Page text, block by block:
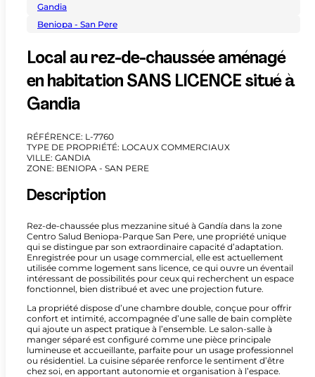
Gandia
Beniopa - San Pere
Local au rez-de-chaussée aménagé
en habitation SANS LICENCE situé à
Gandia
RÉFÉRENCE: L-7760
TYPE DE PROPRIÉTÉ: LOCAUX COMMERCIAUX
VILLE: GANDIA
ZONE: BENIOPA - SAN PERE
Description
Rez-de-chaussée plus mezzanine situé à Gandía dans la zone
Centro Salud Beniopa-Parque San Pere, une propriété unique
qui se distingue par son extraordinaire capacité d’adaptation.
Enregistrée pour un usage commercial, elle est actuellement
utilisée comme logement sans licence, ce qui ouvre un éventail
intéressant de possibilités pour ceux qui recherchent un espace
fonctionnel, bien distribué et avec une projection future.
La propriété dispose d’une chambre double, conçue pour offrir
confort et intimité, accompagnée d’une salle de bain complète
qui ajoute un aspect pratique à l’ensemble. Le salon-salle à
manger séparé est configuré comme une pièce principale
lumineuse et accueillante, parfaite pour un usage professionnel
ou résidentiel. La cuisine séparée renforce le sentiment d’être
chez soi, en apportant autonomie et organisation à l’espace.